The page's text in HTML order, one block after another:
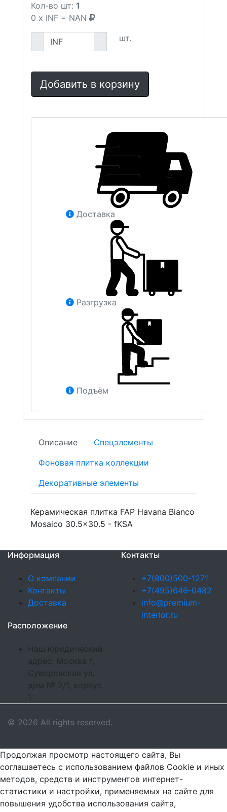
Кол-во шт: 1
0 x INF = NAN
шт.
Добавить в корзину
Доставка
Разгрузка
Подъём
Описание
Спецэлементы
Фоновая плитка коллекции
Декоративные элементы
Керамическая плитка FAP Havana Bianco
Mosaico 30.5x30.5 - fKSA
Информация
О компании
Контакты
Доставка
Контакты
+7(800)500-1271
+7(495)646-0482
info@premium-
interior.ru
Расположение
Наш юридический
адрес: Москва г,
Суворовская ул,
дом № 2/1, корпус
© 2026 All rights reserved.
Продолжая просмотр настоящего сайта, Вы
соглашаетесь с использованием файлов Cookie и иных
методов, средств и инструментов интернет-
статистики и настройки, применяемых на сайте для
повышения удобства использования сайта,